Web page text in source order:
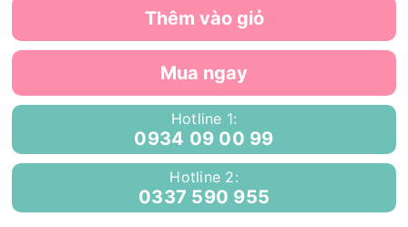
Thêm vào giỏ
Mua ngay
Hotline 1:
0934 09 00 99
Hotline 2:
0337 590 955